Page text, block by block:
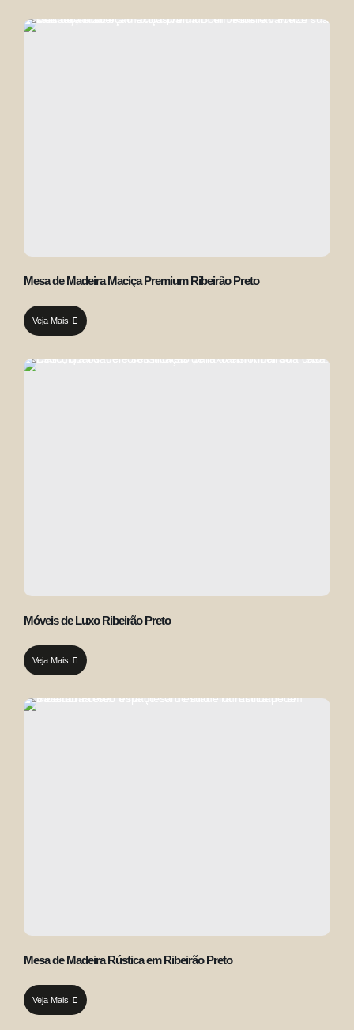
Mesa de Madeira Maciça Premium Ribeirão Preto
Veja Mais
Móveis de Luxo Ribeirão Preto
Veja Mais
Mesa de Madeira Rústica em Ribeirão Preto
Veja Mais